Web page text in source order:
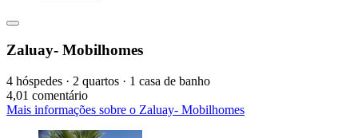
Zaluay- Mobilhomes
4 hóspedes · 2 quartos · 1 casa de banho
4,01 comentário
Mais informações sobre o Zaluay- Mobilhomes